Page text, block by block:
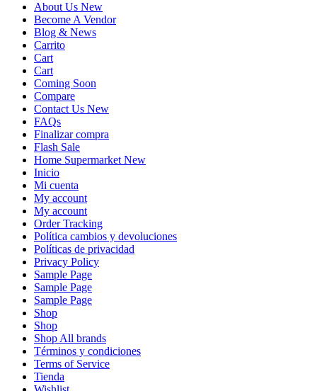
About Us New
Become A Vendor
Blog & News
Carrito
Cart
Cart
Coming Soon
Compare
Contact Us New
FAQs
Finalizar compra
Flash Sale
Home Supermarket New
Inicio
Mi cuenta
My account
My account
Order Tracking
Política cambios y devoluciones
Políticas de privacidad
Privacy Policy
Sample Page
Sample Page
Sample Page
Shop
Shop
Shop All brands
Términos y condiciones
Terms of Service
Tienda